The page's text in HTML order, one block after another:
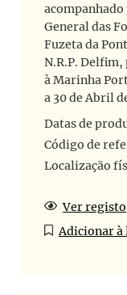
General das
Fuzeta da
N.R.P.
à Marinha
a 30 de Abril
Datas de
Código de
Localização
Ver registo
Adicionar à